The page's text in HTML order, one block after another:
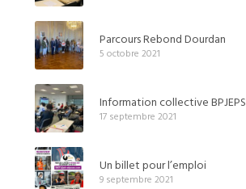
Parcours Rebond Dourdan
5 octobre 2021
Information collective BPJEPS
17 septembre 2021
Un billet pour l’emploi
9 septembre 2021